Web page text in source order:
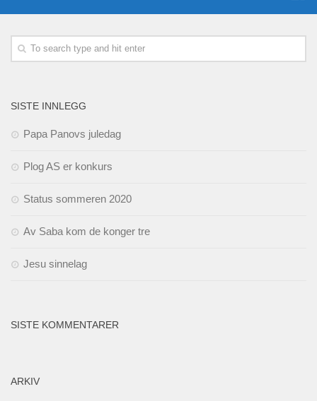
SISTE INNLEGG
Papa Panovs juledag
Plog AS er konkurs
Status sommeren 2020
Av Saba kom de konger tre
Jesu sinnelag
SISTE KOMMENTARER
ARKIV